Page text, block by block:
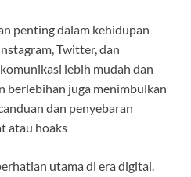
penting dalam kehidupan
Twitter, dan
lebih mudah dan
berlebihan juga menimbulkan
dan penyebaran
atau hoaks
utama di era digital.